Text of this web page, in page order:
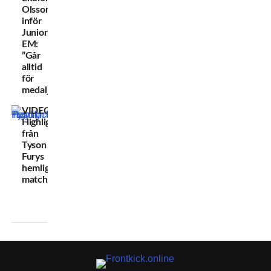
Olsson
inför
Junior-
EM:
”Går
alltid
för
medalj!”
VIDEO:
Highlights
från
Tyson
Furys
hemliga
match